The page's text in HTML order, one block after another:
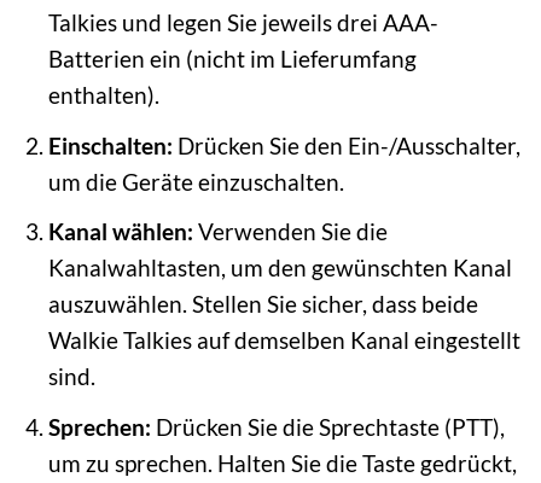
Talkies und legen Sie jeweils drei AAA-
Batterien ein (nicht im Lieferumfang
enthalten).
Einschalten: Drücken Sie den Ein-/Ausschalter,
um die Geräte einzuschalten.
Kanal wählen: Verwenden Sie die
Kanalwahltasten, um den gewünschten Kanal
auszuwählen. Stellen Sie sicher, dass beide
Walkie Talkies auf demselben Kanal eingestellt
sind.
Sprechen: Drücken Sie die Sprechtaste (PTT),
um zu sprechen. Halten Sie die Taste gedrückt,